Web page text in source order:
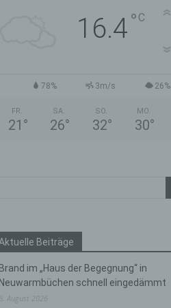
16.4° C
78% 3m/s 26%
FR.
21 °
SA.
26°
SO.
32°
MO.
30°
Beiträge
im „Haus der Begegnung“ in
schnell eingedämmt
August 2026